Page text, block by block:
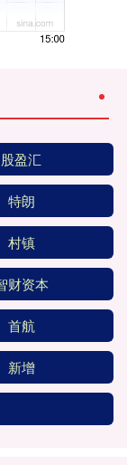
股盈汇
特朗
村镇
财资本
首航
新增